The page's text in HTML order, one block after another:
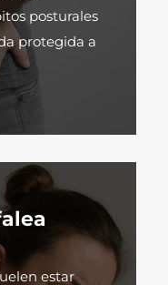
posturales
protegida a
estar